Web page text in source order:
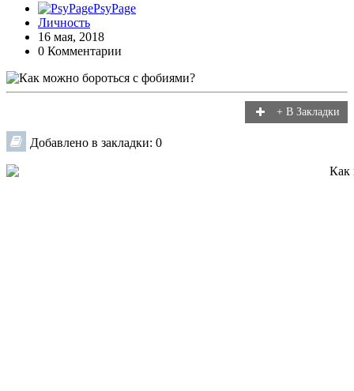
PsyPage
Личность
16 мая, 2018
0 Комментарии
+ В Закладки
Добавлено в закладки: 0